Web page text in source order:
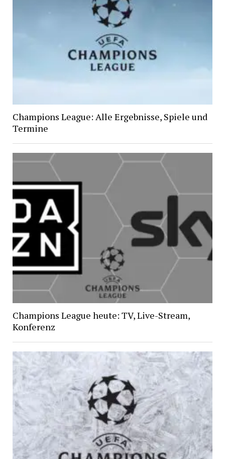
Champions League: Alle Ergebnisse, Spiele und
Termine
Champions League heute: TV, Live-Stream,
Konferenz